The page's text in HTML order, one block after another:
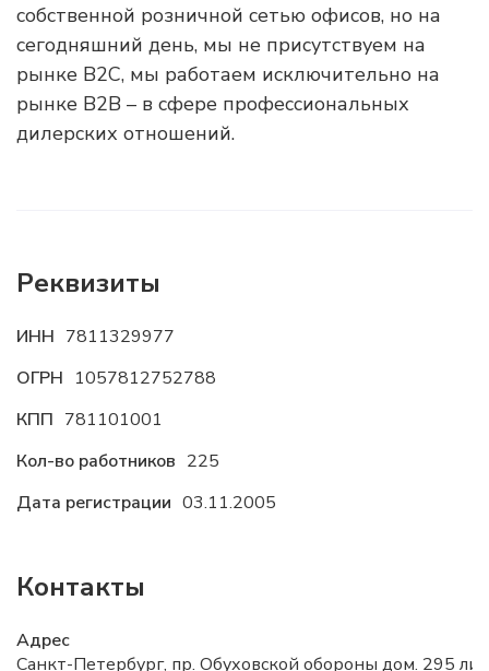
собственной розничной сетью офисов, но на
сегодняшний день, мы не присутствуем на
рынке В2С, мы работаем исключительно на
рынке В2В – в сфере профессиональных
дилерских отношений.
Реквизиты
ИНН 7811329977
ОГРН 1057812752788
КПП 781101001
Кол-во работников 225
Дата регистрации 03.11.2005
Контакты
Адрес
Санкт-Петербург, пр. Обуховской обороны дом. 295